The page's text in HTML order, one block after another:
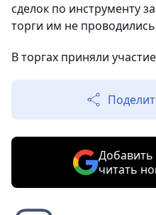
сделок по инструменту
торги им не
В торгах приняли
читать